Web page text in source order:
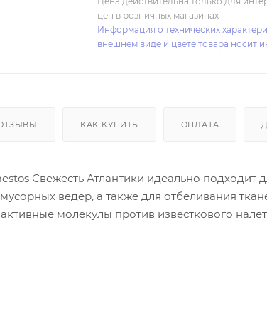
цен в розничных магазинах
Информация о технических
внешнем виде и цвете товара носит
КАК КУПИТЬ ОПЛАТА
Свежесть Атлантики идеально подходит
ведер, а также для отбеливания
молекулы против известкового